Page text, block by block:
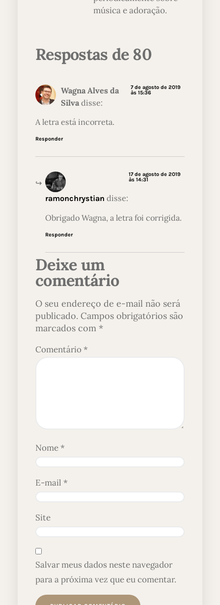
música e adoração.
Respostas de 80
Wagna Alves da
Silva disse:
7 de agosto de 2019
às 15:36
A letra está incorreta.
Responder
ramonchrystian disse:
17 de agosto de 2019
às 14:31
Obrigado Wagna, a letra foi corrigida.
Responder
Deixe um
comentário
O seu endereço de e-mail não será
publicado. Campos obrigatórios são
marcados com *
Comentário*
Nome*
E-mail *
Site
Salvar meus dados neste navegador
para a próxima vez que eu comentar.